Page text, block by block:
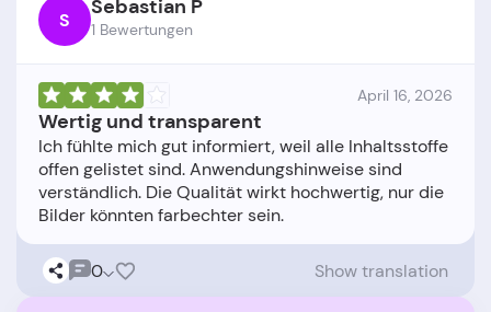
S Sebastian P
1 Bewertungen
April 16, 2026
Wertig und transparent
Ich fühlte mich gut informiert, weil alle Inhaltsstoffe
offen gelistet sind. Anwendungshinweise sind
verständlich. Die Qualität wirkt hochwertig, nur die
0 Show translation